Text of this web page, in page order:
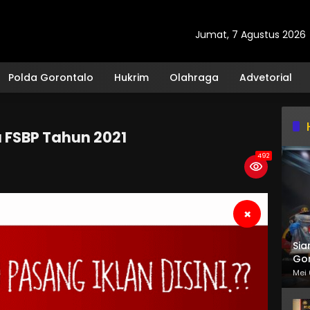
Jumat, 7 Agustus 2026
Polda Gorontalo Hukrim Olahraga Advetorial
Tahun 2021
492
×
Mei